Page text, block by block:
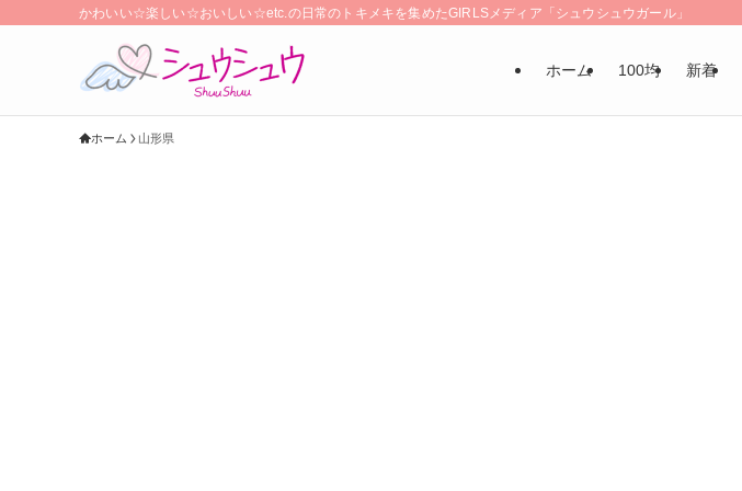
かわいい☆楽しい☆おいしい☆etc.の日常のトキメキを集めたGIRLSメディア「シュウシュウガール」
ホーム 100均 新着
ホーム 山形県